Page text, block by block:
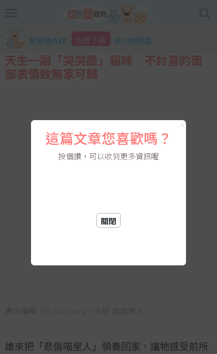
愛寵物APP 免費下載 在APP開啟
天生一副「哭哭臉」貓咪 不討喜的面
部表情致無家可歸
責任編輯: Zhe Rui Leong / 分類: 喵喵感人
誰來把「悲傷喵星人」領養回家，讓牠感受前所
X
這篇文章您喜歡嗎？
按個讚，可以收到更多資訊喔
關閉